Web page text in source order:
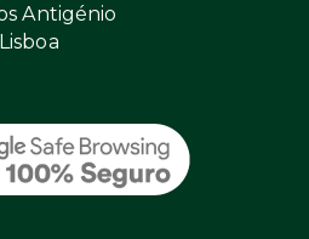
Antigénio